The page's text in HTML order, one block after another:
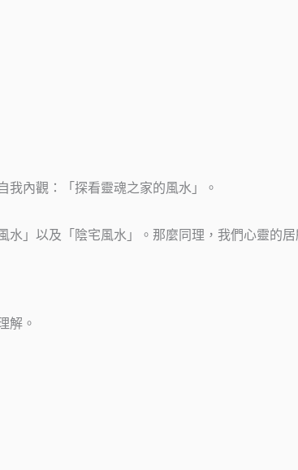
我內觀：「探看靈魂之家的風水」。
」以及「陰宅風水」。那麼同理，我們心靈的
解。